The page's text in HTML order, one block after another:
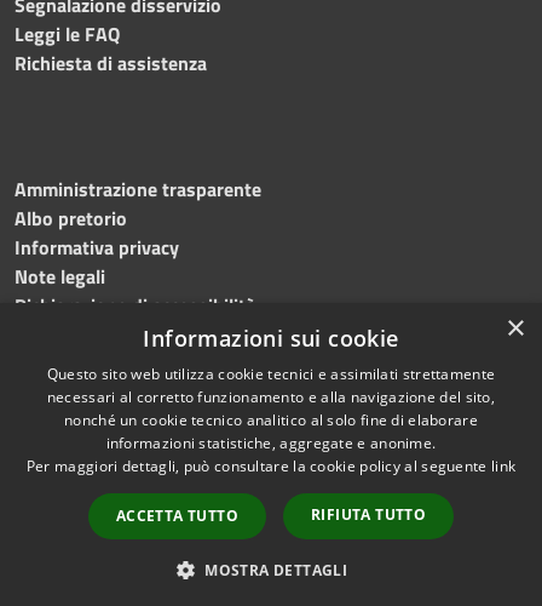
Leggi le FAQ
Richiesta di assistenza
Amministrazione trasparente
Albo pretorio
Informativa privacy
Note legali
Dichiarazione di accessibilità
Obiettivi accessibilità 2026
Accessibilità
Copyright © 2026 • Comune di
Ischia • Powered by
Municipium•
Accesso
redazione
×
Informazioni sui cookie
Questo sito web utilizza cookie tecnici e assimilati strettamente
necessari al corretto funzionamento e alla navigazione del sito,
nonché un cookie tecnico analitico al solo fine di elaborare
informazioni statistiche, aggregate e anonime.
Per maggiori dettagli, può consultare la cookie policy al seguente link
ACCETTA TUTTO RIFIUTA TUTTO
MOSTRA DETTAGLI